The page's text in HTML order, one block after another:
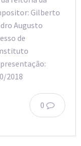
Gilberto
Augusto
de
2018
0